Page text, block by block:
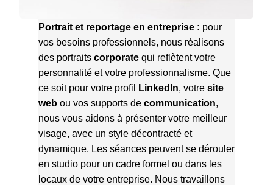
Portrait et reportage en entreprise : pour
vos besoins professionnels, nous réalisons
des portraits corporatequi reflètent votre
personnalité et votre professionnalisme. Que
ce soit pour votre profil
LinkedIn, votre site
web ou vos supports de communication,
nous vous aidons à présenter votre meilleur
visage, avec un style décontracté et
dynamique. Les séances peuvent se dérouler
en studio pour un cadre formel ou dans les
locaux de votre entreprise. Nous travaillons